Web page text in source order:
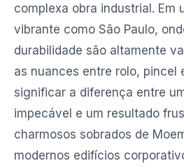
complexa obra industrial. Em
vibrante como São Paulo,
durabilidade são altamente
as nuances entre rolo, pincel
significar a diferença entre
impecável e um resultado
charmosos sobrados de
modernos edifícios